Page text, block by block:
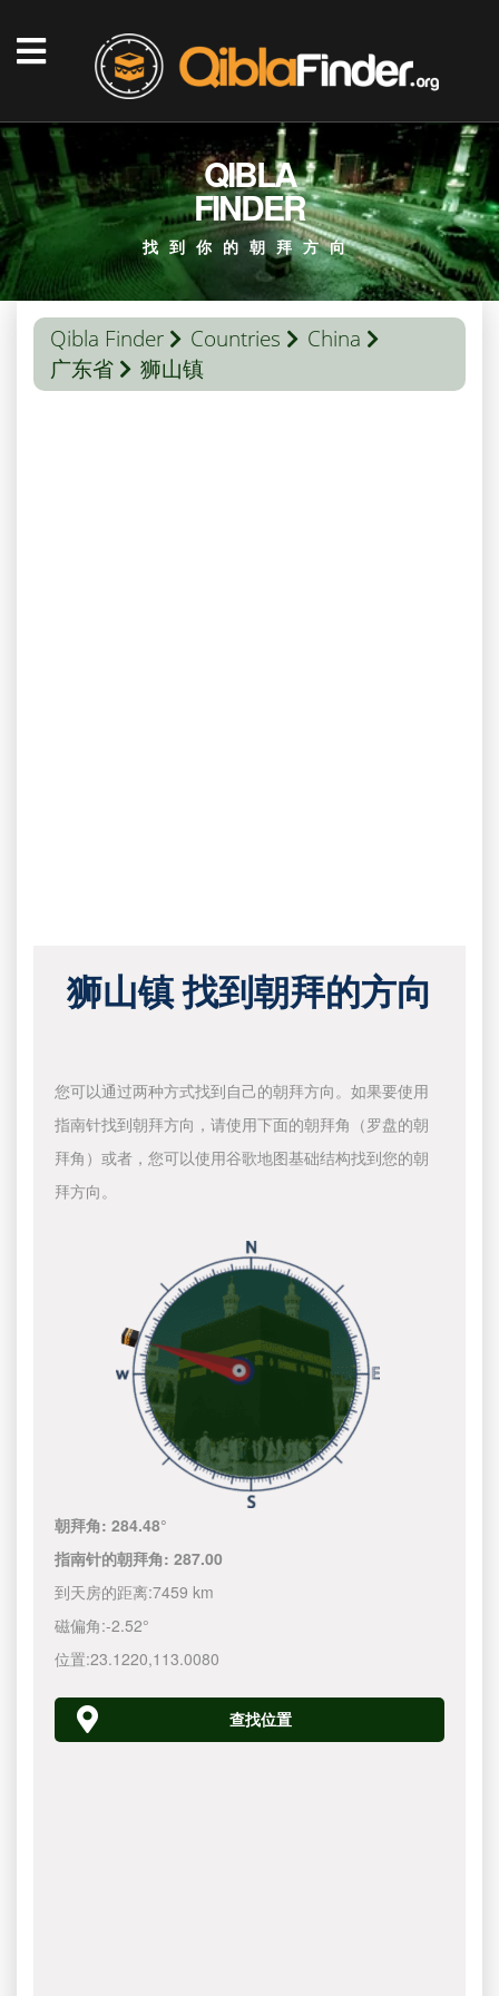
QIBLA
FINDER
找到你的朝拜方向
Qibla Finder Countries
China
广东省
狮山镇
狮山镇 找到朝拜的方向
您可以通过两种方式找到自己的朝拜方向。如果要使用
指南针找到朝拜方向，请使用下面的朝拜角（罗盘的朝
拜角）或者，您可以使用谷歌地图基础结构找到您的朝
拜方向。
朝拜角:284.48°
指南针的朝拜角:287.00
到天房的距离:7459 km
磁偏角:-2.52°
位置:23.1220,113.0080
查找位置